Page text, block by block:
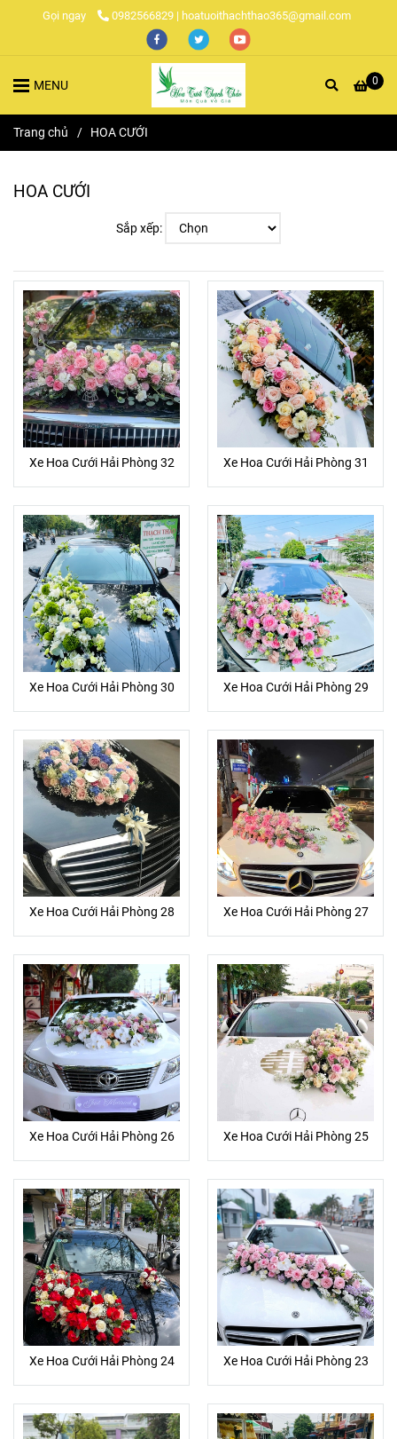
Gọi ngay 0982566829 | hoatuoithachthao365@gmail.com
0
MENU
Trang chủ / HOA CƯỚI
HOA CƯỚI
Sắp xếp:
Xe Hoa Cưới Hải Phòng 32 Xe Hoa Cưới Hải Phòng 31
Xe Hoa Cưới Hải Phòng 30 Xe Hoa Cưới Hải Phòng 29
Xe Hoa Cưới Hải Phòng 28 Xe Hoa Cưới Hải Phòng 27
Xe Hoa Cưới Hải Phòng 26 Xe Hoa Cưới Hải Phòng 25
Xe Hoa Cưới Hải Phòng 24 Xe Hoa Cưới Hải Phòng 23